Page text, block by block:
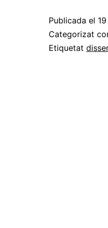
Publicada el
Categorizat
Etiquetat